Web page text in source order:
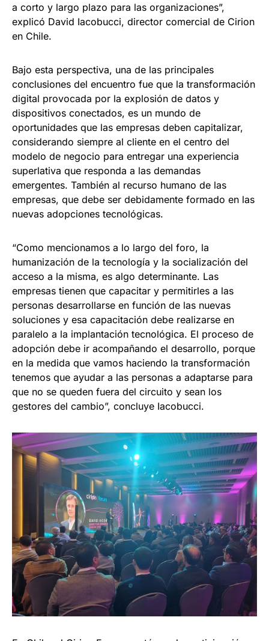
a corto y largo plazo para las organizaciones”,
explicó David Iacobucci, director comercial de Cirion
en Chile.
Bajo esta perspectiva, una de las principales
conclusiones del encuentro fue que la transformación
digital provocada por la explosión de datos y
dispositivos conectados, es un mundo de
oportunidades que las empresas deben capitalizar,
considerando siempre al cliente en el centro del
modelo de negocio para entregar una experiencia
superlativa que responda a las demandas
emergentes. También al recurso humano de las
empresas, que debe ser debidamente formado en las
nuevas adopciones tecnológicas.
“Como mencionamos a lo largo del foro, la
humanización de la tecnología y la socialización del
acceso a la misma, es algo determinante. Las
empresas tienen que capacitar y permitirles a las
personas desarrollarse en función de las nuevas
soluciones y esa capacitación debe realizarse en
paralelo a la implantación tecnológica. El proceso de
adopción debe ir acompañando el desarrollo, porque
en la medida que vamos haciendo la transformación
tenemos que ayudar a las personas a adaptarse para
que no se queden fuera del circuito y sean los
gestores del cambio”, concluye Iacobucci.